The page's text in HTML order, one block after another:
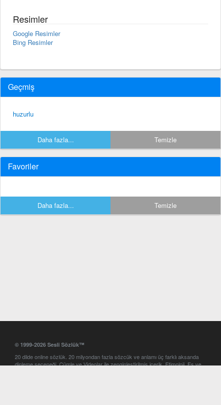
Resimler
Google Resimler
Bing Resimler
Geçmiş
huzurlu
Daha fazla... Temizle
Favoriler
Daha fazla... Temizle
© 1999-2026 Sesli Sözlük™
20 dilde online sözlük. 20 milyondan fazla sözcük ve anlamı üç farklı aksanda
dinleme seçeneği. Cümle ve Videolar ile zenginleştirilmiş içerik. Etimoloji, Eş ve